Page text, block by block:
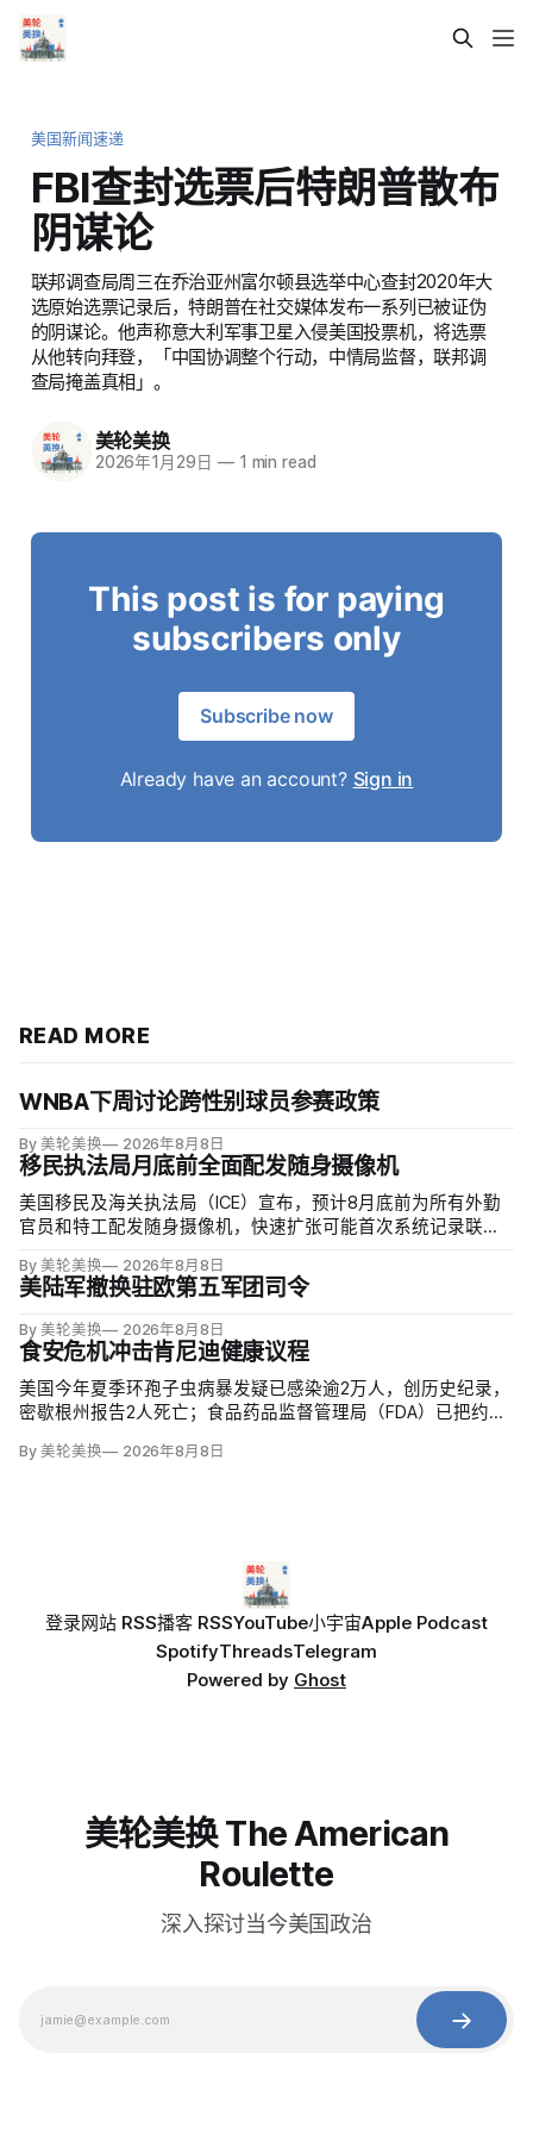
美国新闻速递
FBI查封选票后特朗普散布
阴谋论
联邦调查局周三在乔治亚州富尔顿县选举中心查封2020年大
选原始选票记录后，特朗普在社交媒体发布一系列已被证伪
的阴谋论。他声称意大利军事卫星入侵美国投票机，将选票
从他转向拜登，「中国协调整个行动，中情局监督，联邦调
查局掩盖真相」。
美轮美换
2026年1月29日 —1 min read
This post is for paying
subscribers only
Subscribe now
Already have an account? Sign in
READ MORE
WNBA下周讨论跨性别球员参赛政策
By 美轮美换 2026年8月8日
移民执法局月底前全面配发随身摄像机
美国移民及海关执法局（ICE）宣布，预计8月底前为所有外勤
官员和特工配发随身摄像机，快速扩张可能首次系统记录联邦
代理局长戴维·文图雷拉（David J. Venturella）称，涉及羁押中
重伤或死亡的录像若影响调查或隐私即…
By 美轮美换 2026年8月8日
美陆军撤换驻欧第五军团司令
By 美轮美换 2026年8月8日
食安危机冲击肯尼迪健康议程
美国今年夏季环孢子虫病暴发疑已感染逾2万人，创历史纪录，
密歇根州报告2人死亡；食品药品监督管理局（FDA）已把约
来，但其余来源仍未查清。
By 美轮美换 2026年8月8日
登录网站 RSS播客 RSSYouTube小宇宙Apple Podcast
SpotifyThreadsTelegram
Powered by Ghost
美轮美换 The American
Roulette
深入探讨当今美国政治